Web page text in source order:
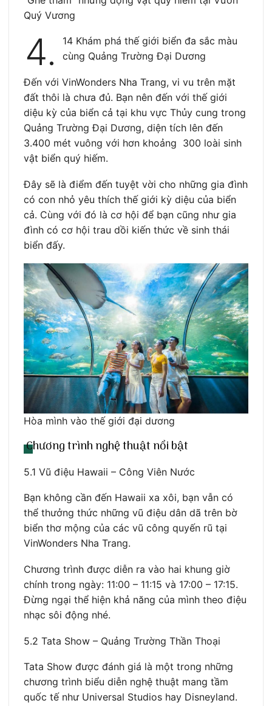
Quý Vương
4.
14 Khám phá thế giới biển đa sắc màu
cùng Quảng Trường Đại Dương
Đến với VinWonders Nha Trang, vi vu trên mặt
đất thôi là chưa đủ. Bạn nên đến với thế giới
diệu kỳ của biển cả tại khu vực Thủy cung trong
Quảng Trường Đại Dương, diện tích lên đến
3.400 mét vuông với hơn khoảng 300 loài sinh
vật biển quý hiếm.
Đây sẽ là điểm đến tuyệt vời cho những gia đình
có con nhỏ yêu thích thế giới kỳ diệu của biển
cả. Cùng với đó là cơ hội để bạn cũng như gia
đình có cơ hội trau dồi kiến thức về sinh thái
biển đấy.
Hòa mình vào thế giới đại dương
Chương trình nghệ thuật nổi bật
5.1 Vũ điệu Hawaii – Công Viên Nước
Bạn không cần đến Hawaii xa xôi, bạn vẫn có
thể thưởng thức những vũ điệu dân dã trên bờ
biển thơ mộng của các vũ công quyến rũ tại
VinWonders Nha Trang.
Chương trình được diễn ra vào hai khung giờ
chính trong ngày: 11:00 – 11:15 và 17:00 – 17:15.
Đừng ngại thể hiện khả năng của mình theo điệu
nhạc sôi động nhé.
5.2 Tata Show – Quảng Trường Thần Thoại
Tata Show được đánh giá là một trong những
chương trình biểu diễn nghệ thuật mang tầm
quốc tế như Universal Studios hay Disneyland.